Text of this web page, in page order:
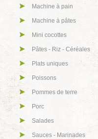
Machine à pain
Machine à pâtes
Mini cocottes
Pâtes - Riz - Céréales
Plats uniques
Poissons
Pommes de terre
Porc
Salades
Sauces - Marinades